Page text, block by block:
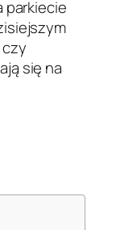
parkiecie
się na